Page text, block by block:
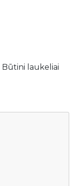
Būtini laukeliai